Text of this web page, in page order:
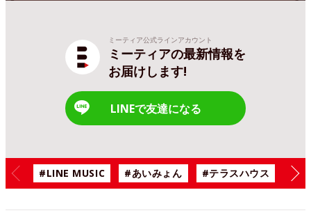
ミーティア公式ラインアカウント
ミーティアの最新情報を
お届けします!
LINEで友達になる
#LINE MUSIC #あいみょん #テラスハウス #漫